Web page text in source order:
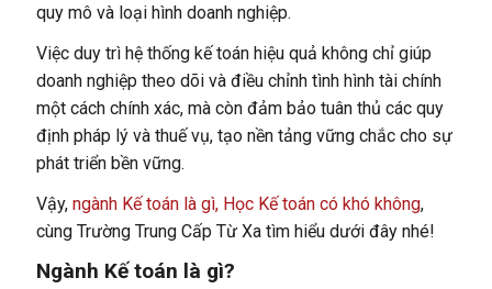
quy mô và loại hình doanh nghiệp.
Việc duy trì hệ thống kế toán hiệu quả không chỉ giúp
doanh nghiệp theo dõi và điều chỉnh tình hình tài chính
một cách chính xác, mà còn đảm bảo tuân thủ các quy
định pháp lý và thuế vụ, tạo nền tảng vững chắc cho sự
phát triển bền vững.
Vậy, ngành Kế toán là gì, Học Kế toán có khó không,
cùng Trường Trung Cấp Từ Xa tìm hiểu dưới đây nhé!
Ngành Kế toán là gì?